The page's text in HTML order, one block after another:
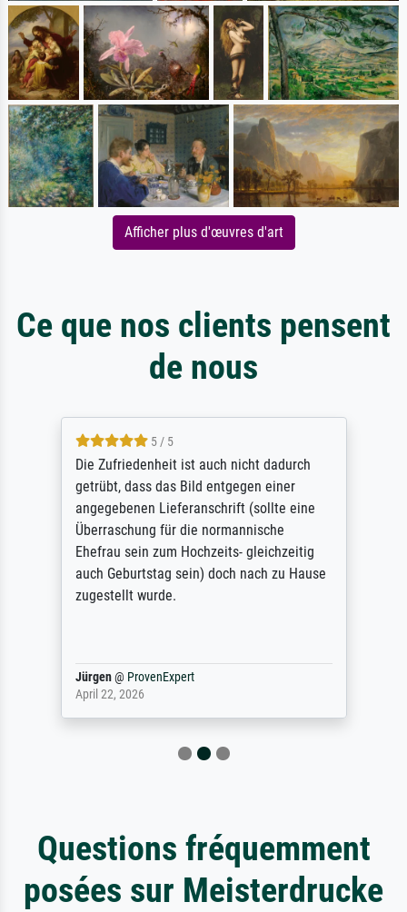
Afficher plus d'œuvres d'art
Ce que nos clients pensent
de nous
5 / 5
Die Zufriedenheit ist auch nicht dadurch
getrübt, dass das Bild entgegen einer
angegebenen Lieferanschrift (sollte eine
Überraschung für die normannische
Ehefrau sein zum Hochzeits- gleichzeitig
auch Geburtstag sein) doch nach zu Hause
zugestellt wurde.
Jürgen@ ProvenExpert
April 22, 2026
Questions fréquemment
posées sur Meisterdrucke